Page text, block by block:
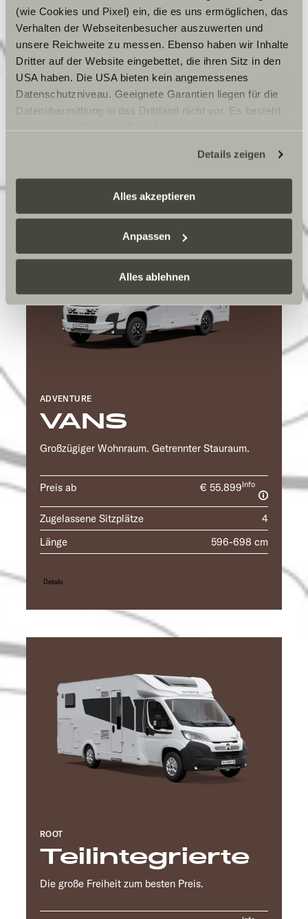
(wie Cookies und Pixel) ein, die es uns ermöglichen, das
Verhalten der Webseitenbesucher auszuwerten und
unsere Reichweite zu messen. Ebenso haben wir Inhalte
Dritter auf der Website eingebettet, die ihren Sitz in den
USA haben. Die USA bieten kein angemessenes
Datenschutzniveau. Geeignete Garantien liegen für die
Datenübermittlung in das Drittland nicht vor. Es besteht
zustehen. Eingesetzte Dienstleister können Daten für
eigene Zwecke verarbeiten und mit anderen Daten
zusammenführen. Weitere Informationen finden Sie hier:
Datenschutzerklärung
einzelne Cookies/Dienste in den Einstellungen aus,
erteilen Sie uns Ihre Einwilligung zur Verarbeitung Ihrer
Daten zu den genannten Zwecken. Die Einwilligung ist
freiwillig, für den Besuch der Website nicht erforderlich
und kann jederzeit über die Einstellungen widerrufen
werden. Klicken Sie auf Ablehnen, werden nur die
notwendigen Cookies auf der Webseite gesetzt, die für
Details zeigen
Alles akzeptieren
Anpassen
Alles ablehnen
Dein preisgünstiger Einstieg in die Welt der Vans.
Preis ab € 50.299Info
Zugelassene Sitzplätze
Länge
596-698 cm
VANS
ADVENTURE
Großzügiger Wohnraum. Getrennter Stauraum.
Preis ab € 55.899Info
Zugelassene Sitzplätze
4
Länge
596-698 cm
Details
Teilintegrierte
ROOT
Die große Freiheit zum besten Preis.